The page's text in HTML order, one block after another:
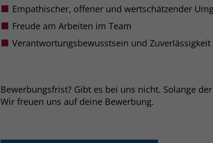
Empathischer, offener und wertschätzender
Freude am Arbeiten im Team
Verantwortungsbewusstsein und Zuverlässigkeit
Bewerbungsfrist? Gibt es bei uns nicht. Solange
Wir freuen uns auf deine Bewerbung.
werden können.
Name _fbp
Der Zweck von _fbp